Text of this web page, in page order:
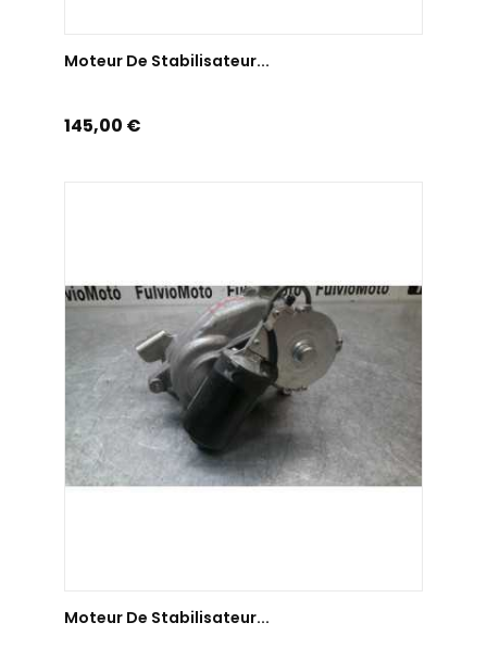
Moteur De Stabilisateur...
Prix
145,00 €
Moteur De Stabilisateur...